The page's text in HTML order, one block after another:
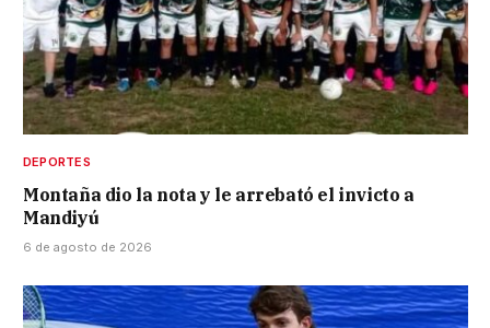
DEPORTES
Montaña dio la nota y le arrebató el invicto a
Mandiyú
6 de agosto de 2026